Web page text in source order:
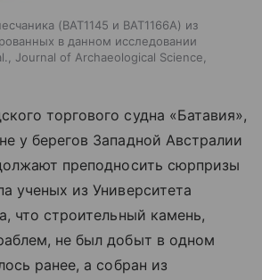
(BAT1145 и BAT1166A) из
в данном исследовании
Journal of Archaeological Science,
торгового судна «Батавия»,
у берегов Западной Австралии
преподносить сюрпризы
ученых из Университета
что строительный камень,
не был добыт в одном
ранее, а собран из